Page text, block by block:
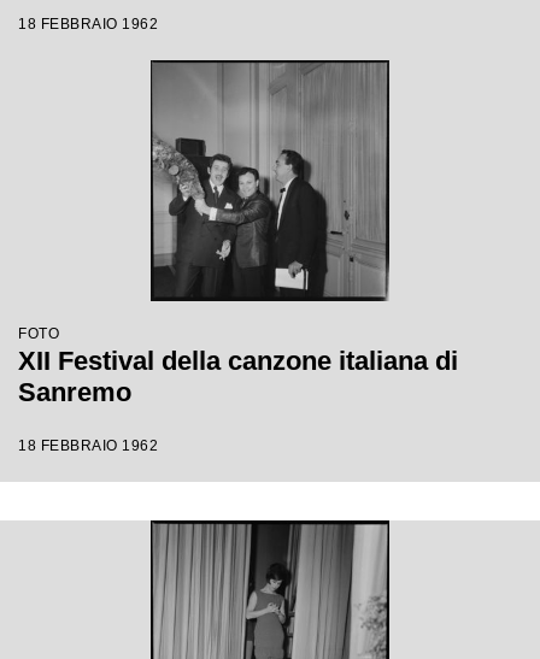
18 FEBBRAIO 1962
FOTO
XII Festival della canzone italiana di
Sanremo
18 FEBBRAIO 1962